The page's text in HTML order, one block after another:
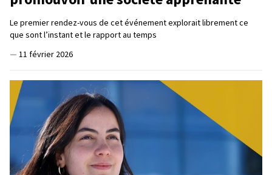
Le premier rendez-vous de cet événement explorait librement ce
que sont l’instant et le rapport au temps
— 11 février 2026